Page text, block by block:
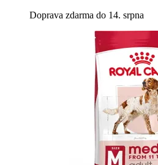
Doprava zdarma do 14. srpna